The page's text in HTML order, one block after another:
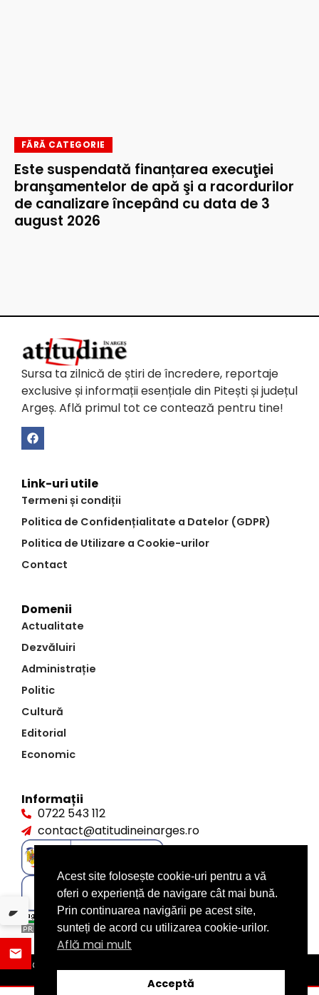
FĂRĂ CATEGORIE
Este suspendată finanțarea execuţiei
branşamentelor de apă şi a racordurilor
de canalizare începând cu data de 3
august 2026
Sursa ta zilnică de știri de încredere, reportaje
exclusive și informații esențiale din Pitești și județul
Argeș. Află primul tot ce contează pentru tine!
Link-uri utile
Termeni și condiții
Politica de Confidențialitate a Datelor (GDPR)
Politica de Utilizare a Cookie-urilor
Contact
Domenii
Actualitate
Dezvăluiri
Administrație
Politic
Cultură
Editorial
Economic
Informații
0722 543 112
contact@atitudineinarges.ro
©2026 Atitudine în Argeș. Toate drepturile rezervate
design byXITE.ro
Acest site folosește cookie-uri pentru a vă
oferi o experiență de navigare cât mai bună.
Prin continuarea navigării pe acest site,
sunteți de acord cu utilizarea cookie-urilor.
Află mai mult
Acceptă